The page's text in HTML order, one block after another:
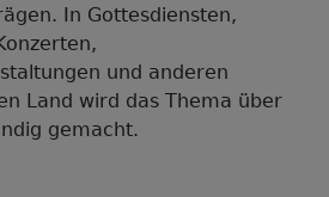
In Gottesdiensten,
und anderen
Land wird das Thema über
gemacht.